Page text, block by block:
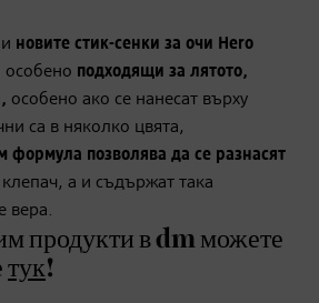
новите стик-сенки за очи Hero
особено подходящи за лятото,
особено ако се нанесат върху
са в няколко цвята,
формула позволява да се разнасят
а и съдържат така
вера.
продукти в dm можете
тук!